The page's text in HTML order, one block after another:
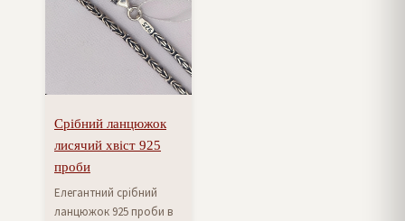
Срібний ланцюжок
лисячий хвіст 925
проби
Елегантний срібний
ланцюжок 925 проби в